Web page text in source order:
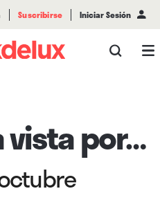
Suscribirse Iniciar Sesión
vista por…